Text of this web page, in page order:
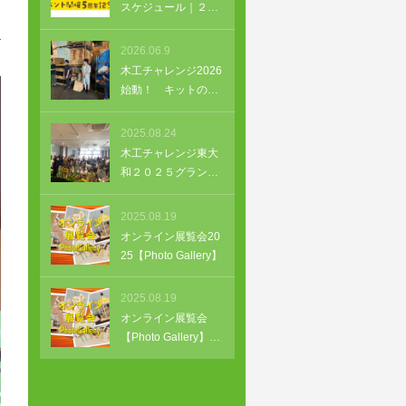
スケジュール｜２０
２６年
2026.06.9
木工チャレンジ2026
始動！ キットの袋
づめを行いました。
2025.08.24
木工チャレンジ東大
和２０２５グランプ
リ決定！【2025/8/2
4表彰式】
2025.08.19
オンライン展覧会20
25【Photo Gallery】
2025.08.19
オンライン展覧会
【Photo Gallery】
（未就学児）